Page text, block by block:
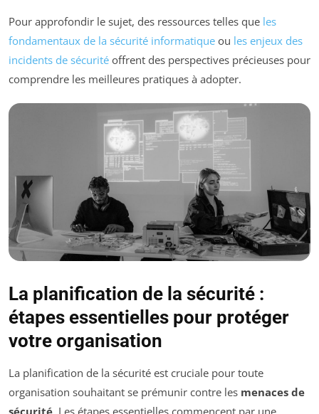
Pour approfondir le sujet, des ressources telles que les
fondamentaux de la sécurité informatique ou les enjeux des
incidents de sécurité offrent des perspectives précieuses pour
comprendre les meilleures pratiques à adopter.
La planification de la sécurité :
étapes essentielles pour protéger
votre organisation
La planification de la sécurité est cruciale pour toute
organisation souhaitant se prémunir contre les menaces de
sécurité . Les étapes essentielles commencent par une